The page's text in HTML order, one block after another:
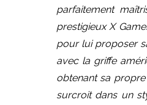
parfaitement
prestigieux X
pour lui proposer
avec la griffe
obtenant sa
surcroit dans un